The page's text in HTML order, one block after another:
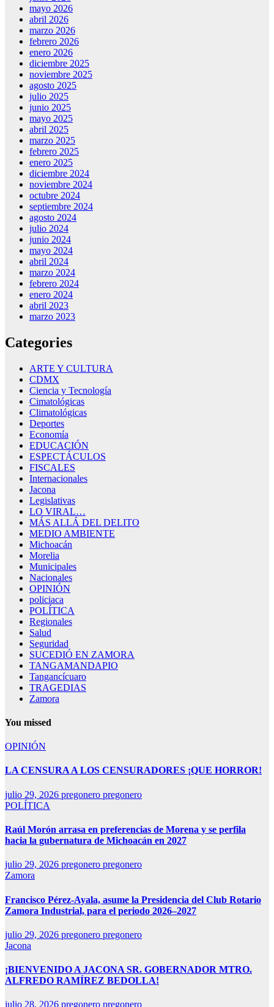
mayo 2026
abril 2026
marzo 2026
febrero 2026
enero 2026
diciembre 2025
noviembre 2025
agosto 2025
julio 2025
junio 2025
mayo 2025
abril 2025
marzo 2025
febrero 2025
enero 2025
diciembre 2024
noviembre 2024
octubre 2024
septiembre 2024
agosto 2024
julio 2024
junio 2024
mayo 2024
abril 2024
marzo 2024
febrero 2024
enero 2024
abril 2023
marzo 2023
Categories
ARTE Y CULTURA
CDMX
Ciencia y Tecnología
Cimatológicas
Climatológicas
Deportes
Economía
EDUCACIÓN
ESPECTÁCULOS
FISCALES
Internacionales
Jacona
Legislativas
LO VIRAL…
MÁS ALLÁ DEL DELITO
MEDIO AMBIENTE
Michoacán
Morelia
Municipales
Nacionales
OPINIÓN
policiaca
POLÍTICA
Regionales
Salud
Seguridad
SUCEDIÓ EN ZAMORA
TANGAMANDAPIO
Tangancícuaro
TRAGEDIAS
Zamora
You missed
OPINIÓN
LA CENSURA A LOS CENSURADORES ¡QUE HORROR!
julio 29, 2026 pregonero pregonero
POLÍTICA
Raúl Morón arrasa en preferencias de Morena y se perfila
hacia la gubernatura de Michoacán en 2027
julio 29, 2026 pregonero pregonero
Zamora
Francisco Pérez-Ayala, asume la Presidencia del Club Rotario
Zamora Industrial, para el periodo 2026–2027
julio 29, 2026 pregonero pregonero
Jacona
¡BIENVENIDO A JACONA SR. GOBERNADOR MTRO.
ALFREDO RAMÍREZ BEDOLLA!
julio 28, 2026 pregonero pregonero